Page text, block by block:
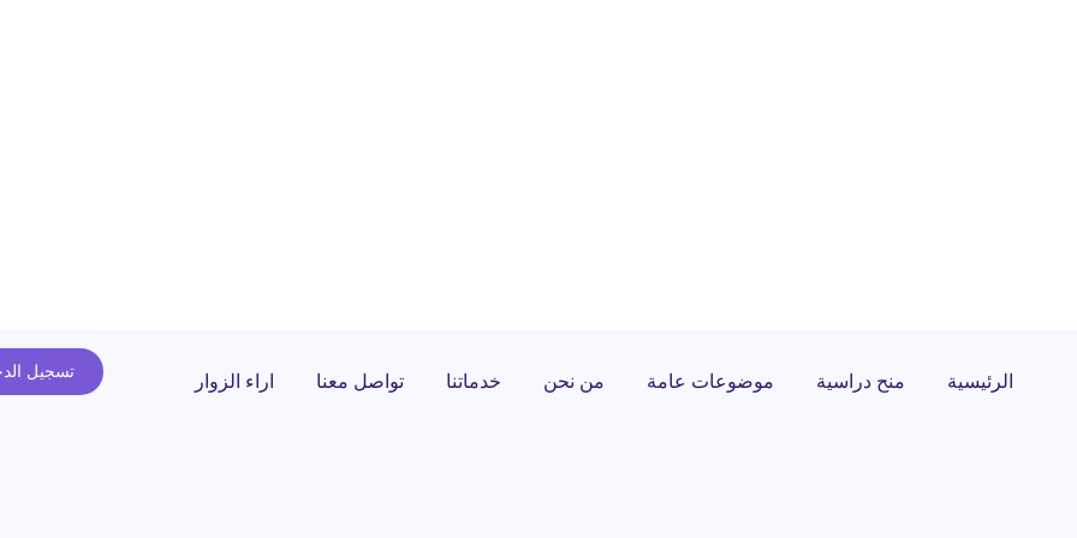
تسجيل الرئيسية منح دراسية موضوعات عامة من نحن خدماتنا تواصل معنا اراء الزوار